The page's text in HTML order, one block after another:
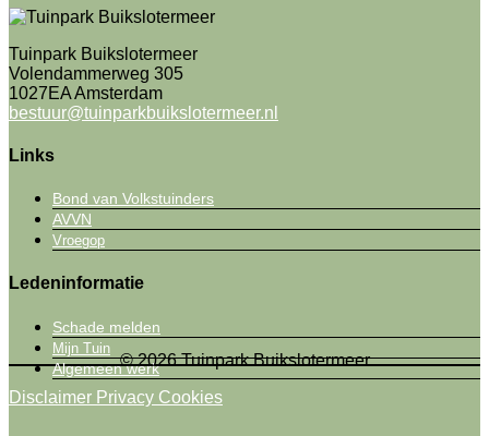
Tuinpark Buikslotermeer
Volendammerweg 305
1027EA Amsterdam
bestuur@tuinparkbuikslotermeer.nl
Links
Bond van Volkstuinders
AVVN
Vroegop
Ledeninformatie
Schade melden
Mijn Tuin
Algemeen werk© 2026 Tuinpark Buikslotermeer
Disclaimer Privacy Cookies